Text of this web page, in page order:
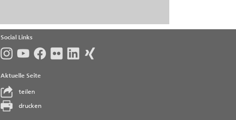
Social Links
Aktuelle Seite
teilen
drucken